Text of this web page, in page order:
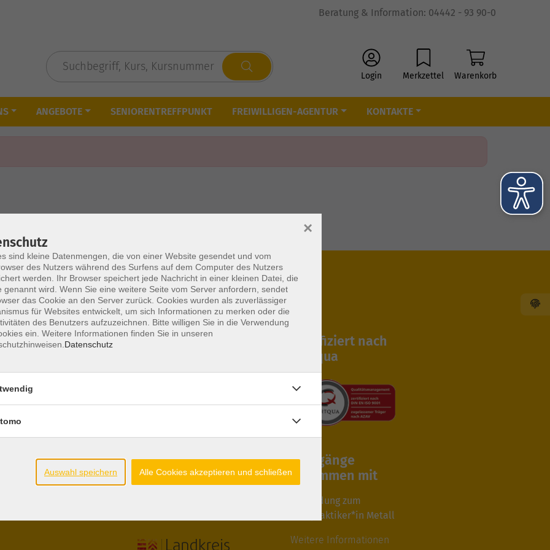
Beratung & Information: 04442 - 93 90-0
Login Merkzettel Warenkorb
ANGEBOTE SENIORENTREFFPUNKT FREIWILLIGEN-AGENTUR KONTAKTE
Uhr
13.30 Uhr
- 11.00 Uhr
Gesetzliche Angaben
Datenschutzerklärung
Widerruf
Zertifiziert nach
Certqua
Lehrgänge
zusammen mit
Ausbildung zum
Fachpraktiker*in Metall
Weitere Informationen
sind kleine Datenmengen, die von einer Website gesendet und vom
des Nutzers während des Surfens auf dem Computer des Nutzers
werden. Ihr Browser speichert jede Nachricht in einer kleinen Datei, die
genannt wird. Wenn Sie eine weitere Seite vom Server anfordern, sendet
das Cookie an den Server zurück. Cookies wurden als zuverlässiger
für Websites entwickelt, um sich Informationen zu merken oder die
des Benutzers aufzuzeichnen. Bitte willigen Sie in die Verwendung
ein. Weitere Informationen finden Sie in unseren
Datenschutz
×
Auswahl speichern Alle Cookies akzeptieren und schließen